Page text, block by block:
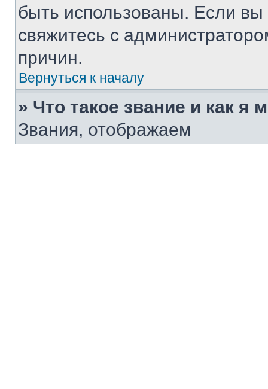
быть использованы. Если
свяжитесь с
причин.
Вернуться к началу
» Что такое звание и как я
Звания, отображаем